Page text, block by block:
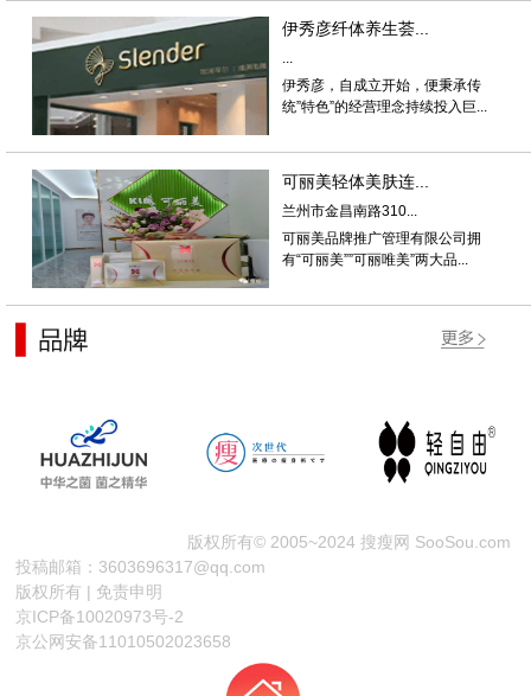
伊秀彦纤体养生荟...
伊秀彦，自成立开始，便秉承传
统”特色”的经营理念持续投入巨...
可丽美轻体美肤连...
兰州市金昌南路310...
可丽美品牌推广管理有限公司拥
有“可丽美””可丽唯美”两大品...
版权所有© 2005~2024 搜瘦网 SooSou.com
投稿邮箱：3603696317@qq.com
版权所有 | 免责申明
京ICP备10020973号-2
京公网安备11010502023658